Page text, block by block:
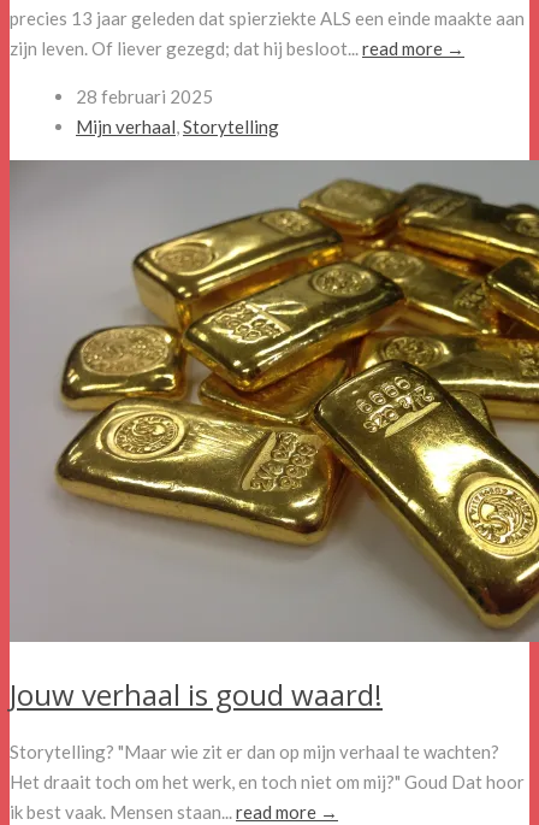
precies 13 jaar geleden dat spierziekte ALS een einde maakte aan
zijn leven. Of liever gezegd; dat hij besloot...read more →
28 februari 2025
Mijn verhaal,Storytelling
Jouw verhaal is goud waard!
Storytelling? "Maar wie zit er dan op mijn verhaal te wachten?
Het draait toch om het werk, en toch niet om mij?" Goud Dat hoor
ik best vaak. Mensen staan...read more →